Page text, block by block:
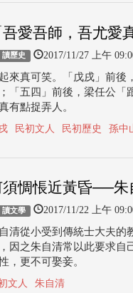
吾愛吾師，吾尤
讀歷史 2017/11/27 上午
來真可笑。「戊戌」前後
「五四」前後，梁任公「
有點捉弄人。
民初文人 民初歷史 孫中
須惆悵近黃昏──朱
讀文學 2017/11/22 上午
清從小受到傳統士大夫的
因之朱自清常以此要求自
，更不可娶妾。
文人 朱自清